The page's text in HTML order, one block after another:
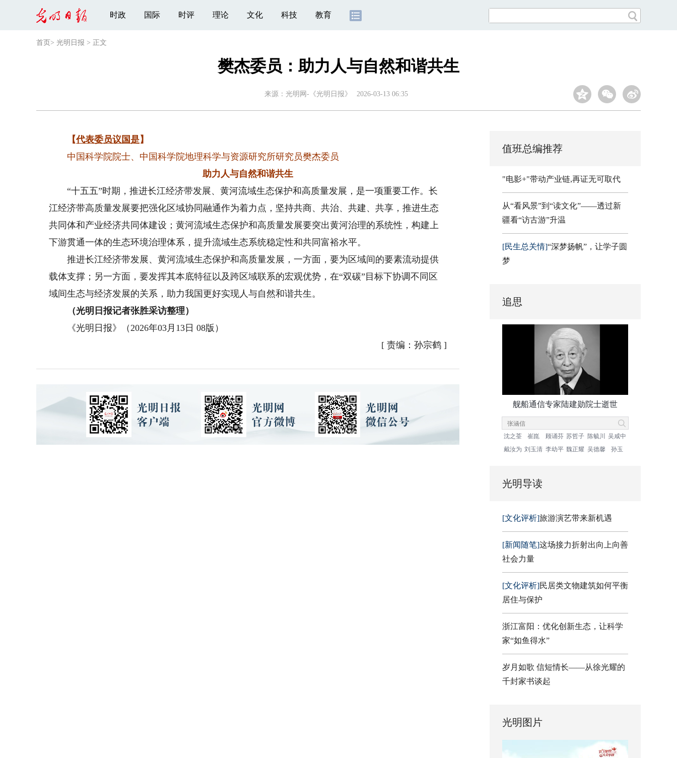
时政 国际 时评 理论 文化 科技 教育
首页 > 光明日报 > 正文
樊杰委员：助力人与自然和谐共生
来源： 光明网-《光明日报》 2026-03-13 06:35
【代表委员议国是】
中国科学院院士、中国科学院地理科学与资源研究所研究员樊杰委员
助力人与自然和谐共生
“十五五”时期，推进长江经济带发展、黄河流域生态保护和高质量发展，是一项重要工作。长
江经济带高质量发展要把强化区域协同融通作为着力点，坚持共商、共治、共建、共享，推进生态
共同体和产业经济共同体建设；黄河流域生态保护和高质量发展要突出黄河治理的系统性，构建上
下游贯通一体的生态环境治理体系，提升流域生态系统稳定性和共同富裕水平。
推进长江经济带发展、黄河流域生态保护和高质量发展，一方面，要为区域间的要素流动提供
载体支撑；另一方面，要发挥其本底特征以及跨区域联系的宏观优势，在“双碳”目标下协调不同区
域间生态与经济发展的关系，助力我国更好实现人与自然和谐共生。
（光明日报记者张胜采访整理）
《光明日报》（2026年03月13日 08版）
[ 责编：孙宗鹤]
值班总编推荐
"电影+"带动产业链,再证无可取代
从“看风景”到“读文化”——透过新
疆看“访古游”升温
[民生总关情]“深梦扬帆”，让学子圆
梦
追思
舰船通信专家陆建勋院士逝世
沈之荃 崔崑 顾诵芬 苏哲子 陈毓川
吴咸中
戴汝为 刘玉清 李幼平 魏正耀 吴德馨 孙玉
光明导读
[文化评析]旅游演艺带来新机遇
[新闻随笔]这场接力折射出向上向善
社会力量
[文化评析]民居类文物建筑如何平衡
居住与保护
浙江富阳：优化创新生态，让科学
家“如鱼得水”
岁月如歌 信短情长——从徐光耀的
千封家书谈起
光明图片